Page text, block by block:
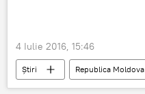
4 Iulie 2016, 15:46
Știri Republica Moldova
Drum
raionul Strășeni